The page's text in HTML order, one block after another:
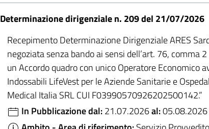
Determinazione dirigenziale n. 209 del 21/07/2026
Recepimento Determinazione Dirigenziale ARES
negoziata senza bando ai sensi dell’art. 76, comma
un Accordo quadro con unico Operatore
Indossabili LifeVest per le Aziende Sanitarie e
Medical Italia SRL CUI F03990570926202500142.”
In Pubblicazione dal:21.07.2026al:05.08.2026